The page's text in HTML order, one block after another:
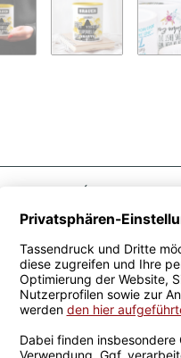
eines
tolle Geschenkidee,